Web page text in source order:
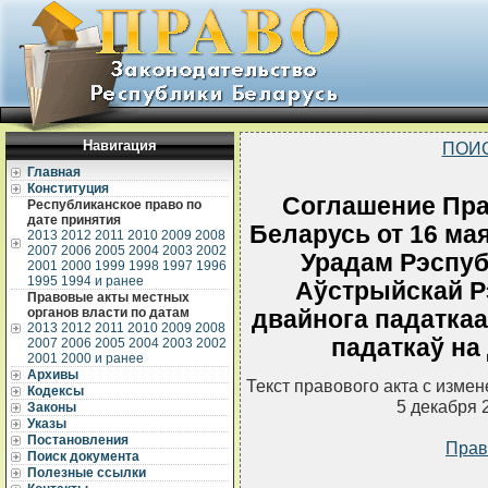
Навигация
Главная
Конституция
Республиканское право по
дате принятия
2013 2012 2011 2010 2009 2008
2007 2006 2005 2004 2003 2002
2001 2000 1999 1998 1997 1996
1995 1994 и ранее
Правовые акты местных
органов власти по датам
2013 2012 2011 2010 2009 2008
2007 2006 2005 2004 2003 2002
2001 2000 и ранее
Архивы
Кодексы
Законы
Указы
Постановления
Поиск документа
Полезные ссылки
Соглашение
Беларусь от 16
Урадам
Аўстрыйскай
двайнога
падаткаў
Текст правового акта с
5 декабря